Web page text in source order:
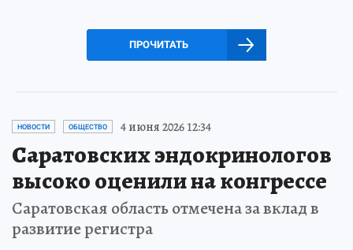
ПРОЧИТАТЬ
НОВОСТИ ОБЩЕСТВО 4 июня 2026 12:34
Саратовских эндокринологов
высоко оценили на конгрессе
Саратовская область отмечена за вклад в
развитие регистра